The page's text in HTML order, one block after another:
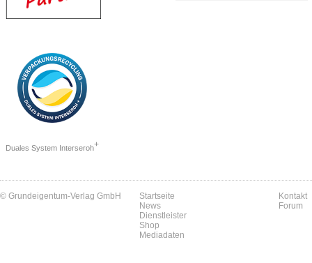
Duales System Interseroh+
© Grundeigentum-Verlag GmbH
Startseite
News
Dienstleister
Shop
Mediadaten
Kontakt
Forum